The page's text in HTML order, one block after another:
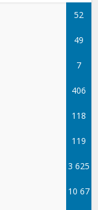
52
49
7
406
118
119
3 625
10 67